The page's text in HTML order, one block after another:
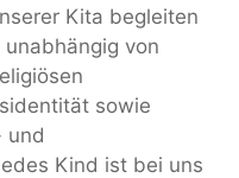
Kita begleiten
von
sowie
und
Kind ist bei uns